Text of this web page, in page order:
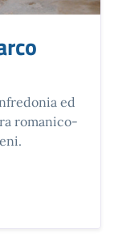
ed
romanico-